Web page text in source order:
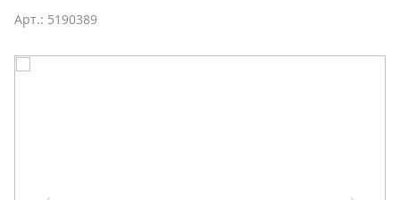
Арт.: 5190389